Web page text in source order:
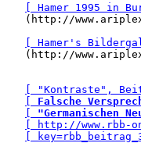
[ Hamer 1995 in
(http://
[ Hamer's
(http://
[ "Kontraste",
Falsche
"Germanischen
[ http://www.rbb-
[